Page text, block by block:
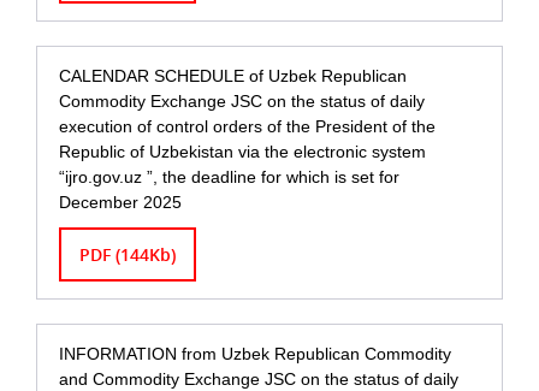
CALENDAR SCHEDULE of Uzbek Republican
Commodity Exchange JSC on the status of daily
execution of control orders of the President of the
Republic of Uzbekistan via the electronic system
“ijro.gov.uz ”, the deadline for which is set for
December 2025
PDF (144Kb)
INFORMATION from Uzbek Republican Commodity
and Commodity Exchange JSC on the status of daily